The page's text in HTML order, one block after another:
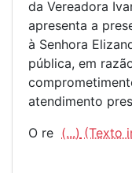
da Vereadora
apresenta a
à Senhora
pública, em
atendimento
O re (...)